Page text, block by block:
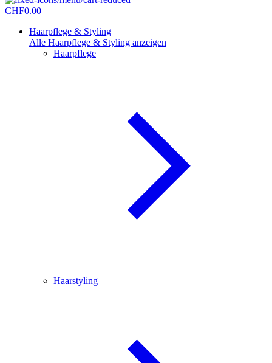
CHF0.00
Haarpflege & Styling
Alle Haarpflege & Styling anzeigen
Haarpflege
Haarstyling